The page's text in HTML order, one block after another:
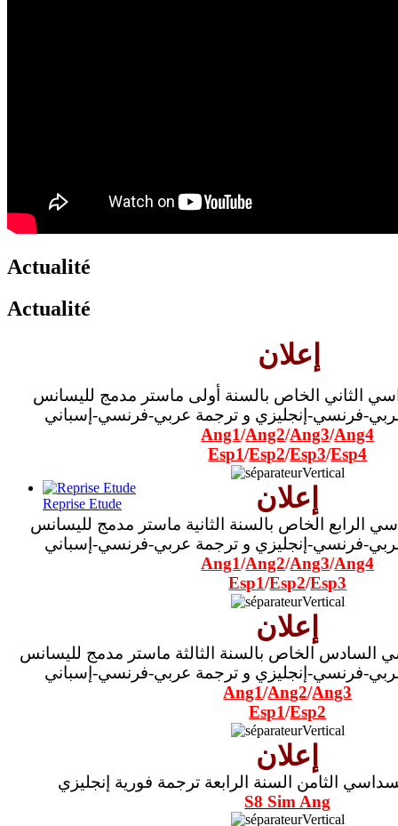
Reprise Etude
Actualité
Actualité
إعلان
الثاني الخاص بالسنة أولى ماستر مدمج لليسانس
فرنسي-إنجليزي و ترجمة عربي-فرنسي-إسباني
Ang1/Ang2/Ang3/Ang4
Esp1/Esp2/Esp3/Esp4
إعلان
الرابع
الخاص بالسنة الثانية ماستر مدمج لليسانس
فرنسي-إنجليزي و ترجمة عربي-فرنسي-إسباني
Ang1/Ang2/Ang3/Ang4
Esp1/Esp2/Esp3
إعلان
السادس
الخاص بالسنة الثالثة ماستر مدمج لليسانس
فرنسي-إنجليزي و ترجمة عربي-فرنسي-إسباني
Ang1/Ang2/Ang3
Esp1/Esp2
إعلان
الثامن السنة الرابعة ترجمة فورية إنجليزي
S8 Sim Ang